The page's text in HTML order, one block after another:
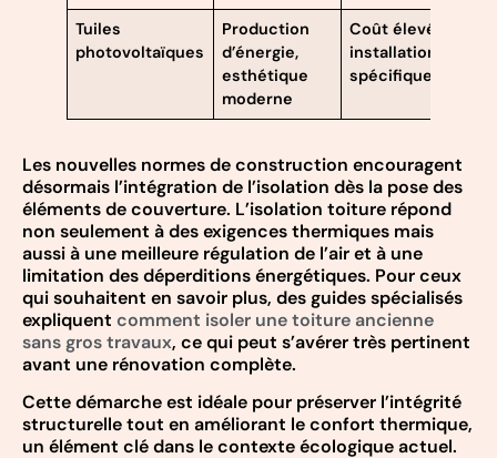
Tuiles
photovoltaïques
Production
d’énergie,
esthétique
moderne
Coût élevé,
installation
spécifique
Les nouvelles normes de construction encouragent
désormais l’intégration de l’isolation dès la pose des
éléments de couverture. L’isolation toiture répond
non seulement à des exigences thermiques mais
aussi à une meilleure régulation de l’air et à une
limitation des déperditions énergétiques. Pour ceux
qui souhaitent en savoir plus, des guides spécialisés
expliquent comment isoler une toiture ancienne
sans gros travaux, ce qui peut s’avérer très pertinent
avant une rénovation complète.
Cette démarche est idéale pour préserver l’intégrité
structurelle tout en améliorant le confort thermique,
un élément clé dans le contexte écologique actuel.